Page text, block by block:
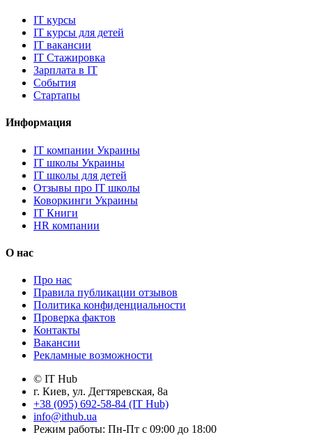
IT курсы
IT курсы для детей
IT вакансии
IT Стажировка
Зарплата в IT
События
Стартапы
Информация
IT компании Украины
IT школы Украины
IT школы для детей
Отзывы про IT школы
Коворкинги Украины
IT Книги
HR компании
О нас
Про нас
Правила публикации отзывов
Политика конфиденциальности
Проверка фактов
Контакты
Вакансии
Рекламные возможности
© IT Hub
г. Киев, ул. Дегтяревская, 8а
+38 (095) 692-58-84 (IT Hub)
info@ithub.ua
Режим работы: Пн-Пт с 09:00 до 18:00